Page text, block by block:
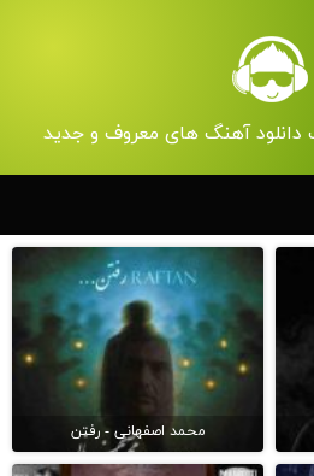
آهنگ های معروف و جدید
محمد اصفهانی - رفتن